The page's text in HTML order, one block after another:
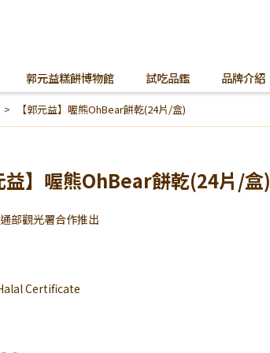
郭元益糕餅博物館 試吃品鑑 品牌介紹
【郭元益】喔熊OhBear餅乾(24片/盒)
益】喔熊OhBear餅乾(24片/盒)
部觀光署合作推出
Certificate